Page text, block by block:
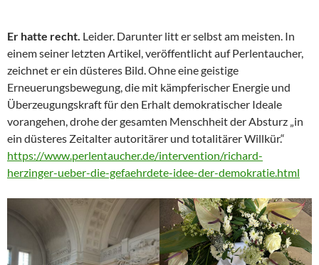
Er hatte recht. Leider. Darunter litt er selbst am meisten. In
einem seiner letzten Artikel, veröffentlicht auf Perlentaucher,
zeichnet er ein düsteres Bild. Ohne eine geistige
Erneuerungsbewegung, die mit kämpferischer Energie und
Überzeugungskraft für den Erhalt demokratischer Ideale
vorangehen, drohe der gesamten Menschheit der Absturz „in
ein düsteres Zeitalter autoritärer und totalitärer Willkür.“
https://www.perlentaucher.de/intervention/richard-
herzinger-ueber-die-gefaehrdete-idee-der-demokratie.html